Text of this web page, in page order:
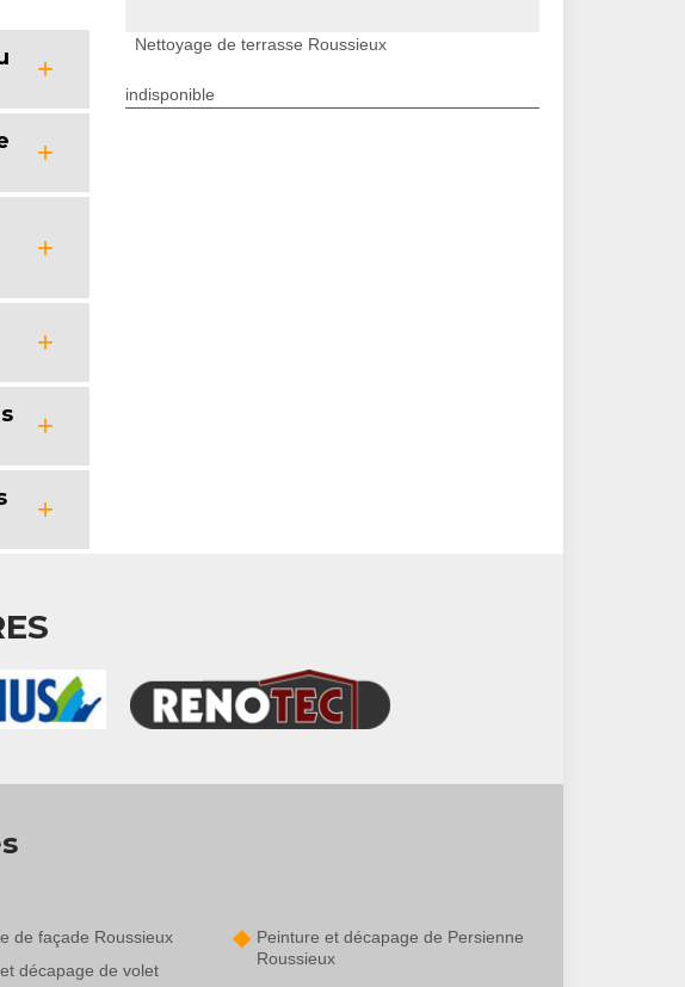
Nettoyage de terrasse Roussieux
indisponible
de façade Roussieux
décapage de volet
Peinture et décapage de Persienne
Roussieux